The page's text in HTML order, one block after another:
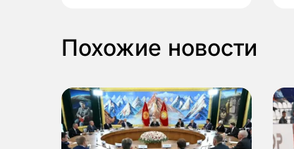
Похожие новости